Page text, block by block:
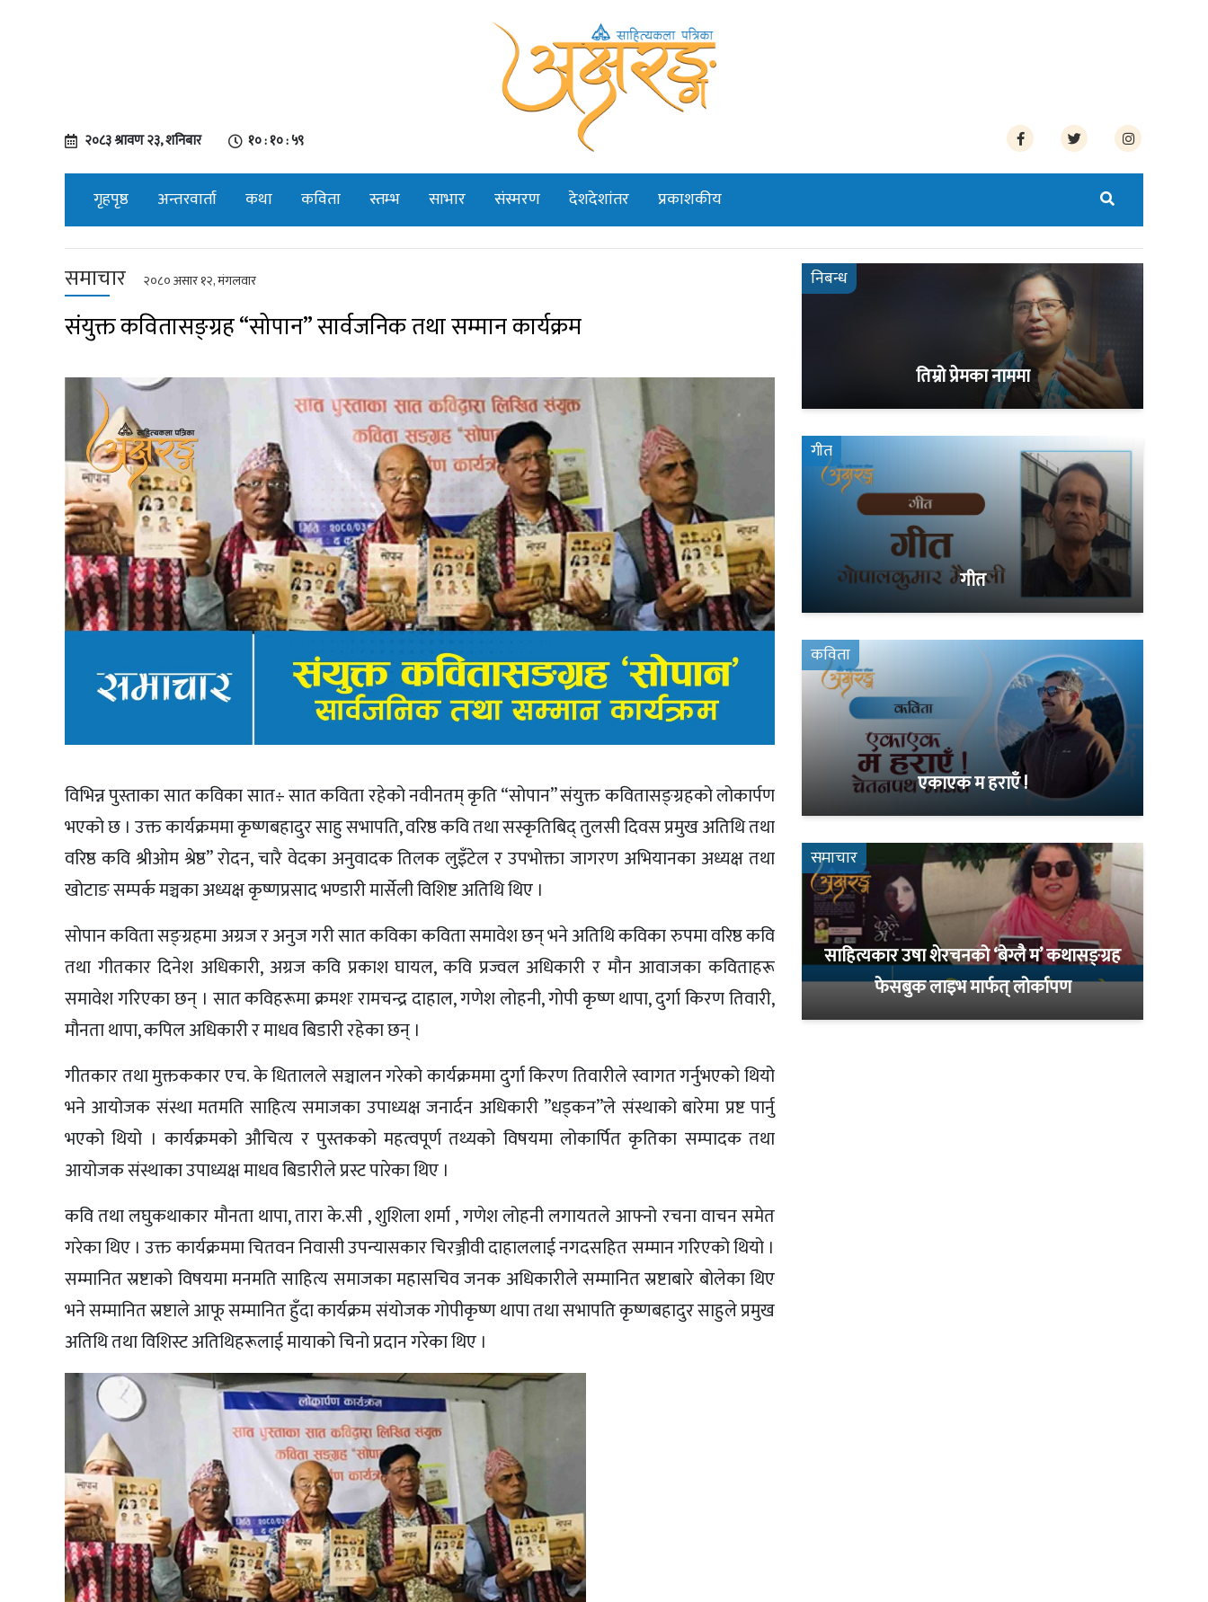
२०८३ श्रावण २३, शनिबार १० : ११ : ००
गृहपृष्ठ अन्तरवार्ता कथा कविता स्तम्भ साभार संस्मरण देशदेशांतर प्रकाशकीय
समाचार २०८० असार १२, मंगलवार
संयुक्त कवितासङ्ग्रह “सोपान” सार्वजनिक तथा सम्मान कार्यक्रम
विभिन्न पुस्ताका सात कविका सात÷ सात कविता रहेको नवीनतम् कृति “सोपान” संयुक्त कवितासङ्ग्रहको लोकार्पण
भएको छ । उक्त कार्यक्रममा कृष्णबहादुर साहु सभापति, वरिष्ठ कवि तथा सस्कृतिबिद् तुलसी दिवस प्रमुख अतिथि तथा
वरिष्ठ कवि श्रीओम श्रेष्ठ” रोदन, चारै वेदका अनुवादक तिलक लुइँटेल र उपभोक्ता जागरण अभियानका अध्यक्ष तथा
खोटाङ सम्पर्क मञ्चका अध्यक्ष कृष्णप्रसाद भण्डारी मार्सेली विशिष्ट अतिथि थिए ।
सोपान कविता सङ्ग्रहमा अग्रज र अनुज गरी सात कविका कविता समावेश छन् भने अतिथि कविका रुपमा वरिष्ठ कवि
तथा गीतकार दिनेश अधिकारी, अग्रज कवि प्रकाश घायल, कवि प्रज्वल अधिकारी र मौन आवाजका कविताहरू
समावेश गरिएका छन् । सात कविहरूमा क्रमशः रामचन्द्र दाहाल, गणेश लोहनी, गोपी कृष्ण थापा, दुर्गा किरण तिवारी,
मौनता थापा, कपिल अधिकारी र माधव बिडारी रहेका छन् ।
गीतकार तथा मुक्तककार एच. के धितालले सञ्चालन गरेको कार्यक्रममा दुर्गा किरण तिवारीले स्वागत गर्नुभएको थियो
भने आयोजक संस्था मतमति साहित्य समाजका उपाध्यक्ष जनार्दन अधिकारी ”धड्कन”ले संस्थाको बारेमा प्रष्ट पार्नु
भएको थियो । कार्यक्रमको औचित्य र पुस्तकको महत्वपूर्ण तथ्यको विषयमा लोकार्पित कृतिका सम्पादक तथा
आयोजक संस्थाका उपाध्यक्ष माधव बिडारीले प्रस्ट पारेका थिए ।
कवि तथा लघुकथाकार मौनता थापा, तारा के.सी , शुशिला शर्मा , गणेश लोहनी लगायतले आफ्नो रचना वाचन समेत
गरेका थिए । उक्त कार्यक्रममा चितवन निवासी उपन्यासकार चिरञ्जीवी दाहाललाई नगदसहित सम्मान गरिएको थियो ।
सम्मानित स्रष्टाको विषयमा मनमति साहित्य समाजका महासचिव जनक अधिकारीले सम्मानित स्रष्टाबारे बोलेका थिए
भने सम्मानित स्रष्टाले आफू सम्मानित हुँदा कार्यक्रम संयोजक गोपीकृष्ण थापा तथा सभापति कृष्णबहादुर साहुले प्रमुख
अतिथि तथा विशिस्ट अतिथिहरूलाई मायाको चिनो प्रदान गरेका थिए ।
निबन्ध
तिम्रो प्रेमका नाममा
गीत
गीत
कविता
एकाएक म हराएँ !
समाचार
साहित्यकार उषा शेरचनको ‘बेग्लै म’ कथासङ्ग्रह
फेसबुक लाइभ मार्फत् लोर्कापण